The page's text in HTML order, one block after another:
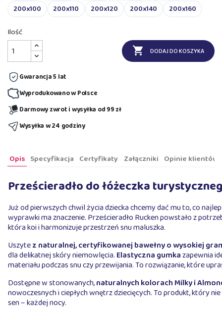
200x100
200x110 200x120 200x140 200x160
Ilość

DODAJ DO KOSZYKA
Gwarancja 5 lat
Wyprodukowano w Polsce
Darmowy zwrot i wysyłka od 99 zł
Wysyłka w 24 godziny
Opis Specyfikacja Certyfikaty Załączniki Opinie klientów
Prześcieradło do łóżeczka
Już od pierwszych chwil życia dziecka chcemy dać mu to, co
wyprawki ma znaczenie. Prześcieradło Rucken powstało z
która koi i harmonizuje przestrzeń snu maluszka.
Uszytez naturalnej, certyfikowanej bawełny o wysokiej
dla delikatnej skóry niemowlęcia. Elastyczna gumkazapewnia
materiału podczas snu czy przewijania. To rozwiązanie, które
Dostępne w stonowanych,naturalnych kolorach Milky i
nowoczesnych i ciepłych wnętrz dziecięcych. To produkt, który
sen – każdej nocy.